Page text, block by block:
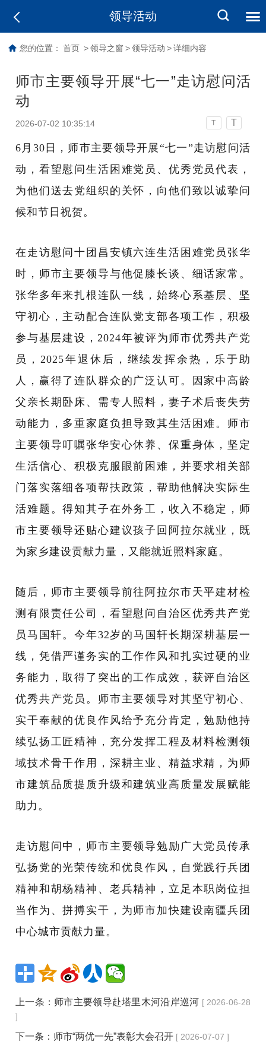
领导活动
您的位置： 首页 > 领导之窗 > 领导活动 > 详细内容
师市主要领导开展“七一”走访慰问活
动
2026-07-02 10:35:14 T T
6月30日，师市主要领导开展“七一”走访慰问活
动，看望慰问生活困难党员、优秀党员代表，
为他们送去党组织的关怀，向他们致以诚挚问
候和节日祝贺。
在走访慰问十团昌安镇六连生活困难党员张华
时，师市主要领导与他促膝长谈、细话家常。
张华多年来扎根连队一线，始终心系基层、坚
守初心，主动配合连队党支部各项工作，积极
参与基层建设， 2024年被评为师市优秀共产党
员，2025年退休后，继续发挥余热，乐于助
人，赢得了连队群众的广泛认可。因家中高龄
父亲长期卧床、需专人照料，妻子术后丧失劳
动能力，多重家庭负担导致其生活困难。师市
主要领导叮嘱张华安心休养、保重身体，坚定
生活信心、积极克服眼前困难，并要求相关部
门落实落细各项帮扶政策，帮助他解决实际生
活难题。得知其子在外务工，收入不稳定，师
市主要领导还贴心建议孩子回阿拉尔就业，既
为家乡建设贡献力量，又能就近照料家庭。
随后，师市主要领导前往阿拉尔市天平建材检
测有限责任公司，看望慰问自治区优秀共产党
员马国轩。今年32岁的马国轩长期深耕基层一
线，凭借严谨务实的工作作风和扎实过硬的业
务能力，取得了突出的工作成效，获评自治区
优秀共产党员。师市主要领导对其坚守初心、
实干奉献的优良作风给予充分肯定，勉励他持
续弘扬工匠精神，充分发挥工程及材料检测领
域技术骨干作用，深耕主业、精益求精，为师
市建筑品质提质升级和建筑业高质量发展赋能
助力。
走访慰问中，师市主要领导勉励广大党员传承
弘扬党的光荣传统和优良作风 ，自觉践行兵团
精神和胡杨精神、老兵精神，立足本职岗位担
当作为、拼搏实干，为师市加快建设南疆兵团
中心城市贡献力量。
上一条： 师市主要领导赴塔里木河沿岸巡河 [ 2026-06-28
]
下一条： 师市“两优一先”表彰大会召开 [ 2026-07-07 ]